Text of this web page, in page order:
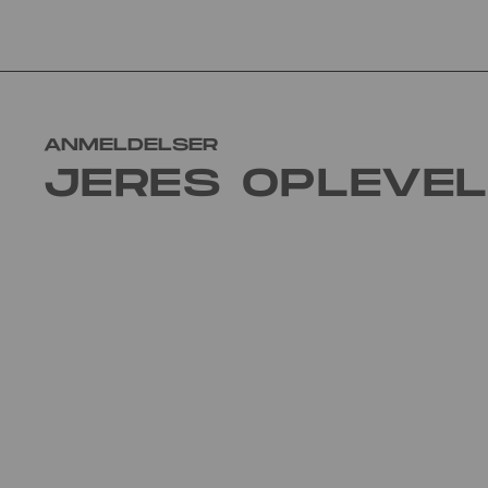
ANMELDELSER
JERES